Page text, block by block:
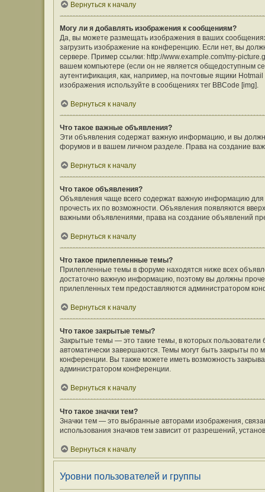
Вернуться к началу
Могу ли я добавлять изображения к сообщениям?
Да, вы можете размещать изображения в ваших
загрузить изображение на конференцию. Если нет, вы
сервере. Пример ссылки: http://www.example.com/my-
вашем компьютере (если он не является общедоступным
аутентификация, как, например, на почтовые ящики
изображения используйте в сообщениях тег BBCode [img].
Вернуться к началу
Что такое важные объявления?
Эти объявления содержат важную информацию, и вы
форумов и в вашем личном разделе. Права на создание
Вернуться к началу
Что такое объявления?
Объявления чаще всего содержат важную информацию
прочесть их по возможности. Объявления появляются
важными объявлениями, права на создание объявлений
Вернуться к началу
Что такое прилепленные темы?
Прилепленные темы в форуме находятся ниже всех
достаточно важную информацию, поэтому вы должны
прилепленных тем предоставляются администратором
Вернуться к началу
Что такое закрытые темы?
Закрытые темы — это такие темы, в которых
автоматически завершаются. Темы могут быть закрыты
конференции. Вы также можете иметь возможность
администратором конференции.
Вернуться к началу
Что такое значки тем?
Значки тем — это выбранные авторами изображения,
использования значков тем зависит от разрешений,
Вернуться к началу
Уровни пользователей и группы